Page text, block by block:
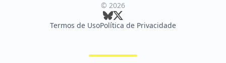
© 2026
Termos de UsoPolítica de Privacidade